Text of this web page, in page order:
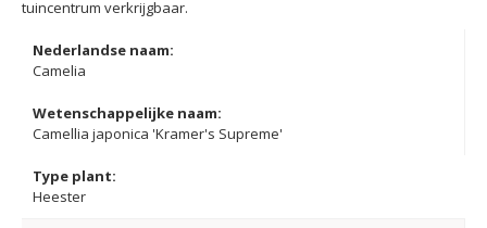
tuincentrum verkrijgbaar.
Nederlandse naam:
Camelia
Wetenschappelijke naam:
Camellia japonica 'Kramer's Supreme'
Type plant:
Heester